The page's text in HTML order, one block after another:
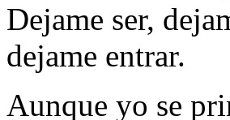
Dejame ser,
dejame entrar.
Aunque yo se